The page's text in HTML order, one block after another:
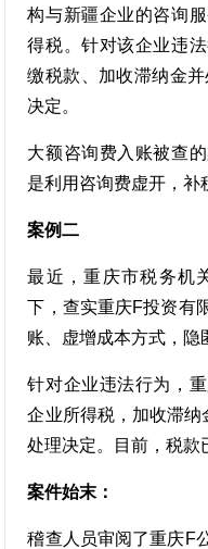
构与新疆企业的咨询
得税。针对该企业违
缴税款、加收滞纳金
决定。
大额咨询费入账被查
是利用咨询费虚开，补
案例二
最近，重庆市税务机
下，查实重庆F投资有
账、虚增成本方式，隐
针对企业违法行为，
企业所得税，加收滞
处理决定。目前，税款
案件始末：
稽查人员审阅了重庆F